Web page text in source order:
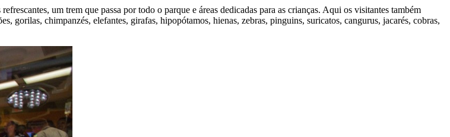
um trem que passa por todo o parque e áreas dedicadas para as crianças. Aqui os visitantes também
gorilas, chimpanzés, elefantes, girafas, hipopótamos, hienas, zebras, pinguins, suricatos, cangurus, jacarés, cobras,